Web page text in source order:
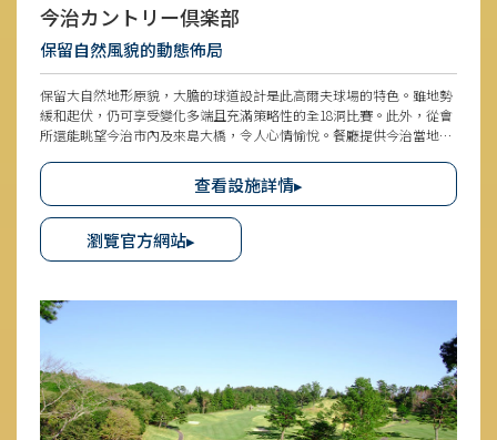
今治カントリー倶楽部
保留自然風貌的動態佈局
保留大自然地形原貌，大膽的球道設計是此高爾夫球場的特色。雖地勢
緩和起伏，仍可享受變化多端且充滿策略性的全18洞比賽。此外，從會
所還能眺望今治市內及來島大橋，令人心情愉悅。餐廳提供今治當地美
的人士，或是初學者皆能輕鬆使用的俱樂部氛圍。
查看設施詳情▸
瀏覽官方網站▸